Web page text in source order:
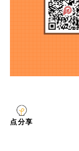
点分享